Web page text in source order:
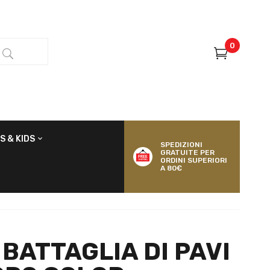
0
& KIDS
SPEDIZIONI
GRATUITE PER
ORDINI SUPERIORI
A 80€
DI PAVI